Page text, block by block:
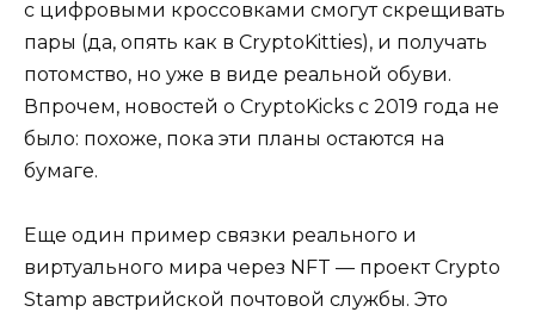
с цифровыми кроссовками смогут скрещивать
пары (да, опять как в CryptoKitties), и получать
потомство, но уже в виде реальной обуви.
Впрочем, новостей о CryptoKicks с 2019 года не
было: похоже, пока эти планы остаются на
бумаге.
Еще один пример связки реального и
виртуального мира через NFT — проект Crypto
Stamp австрийской почтовой службы. Это